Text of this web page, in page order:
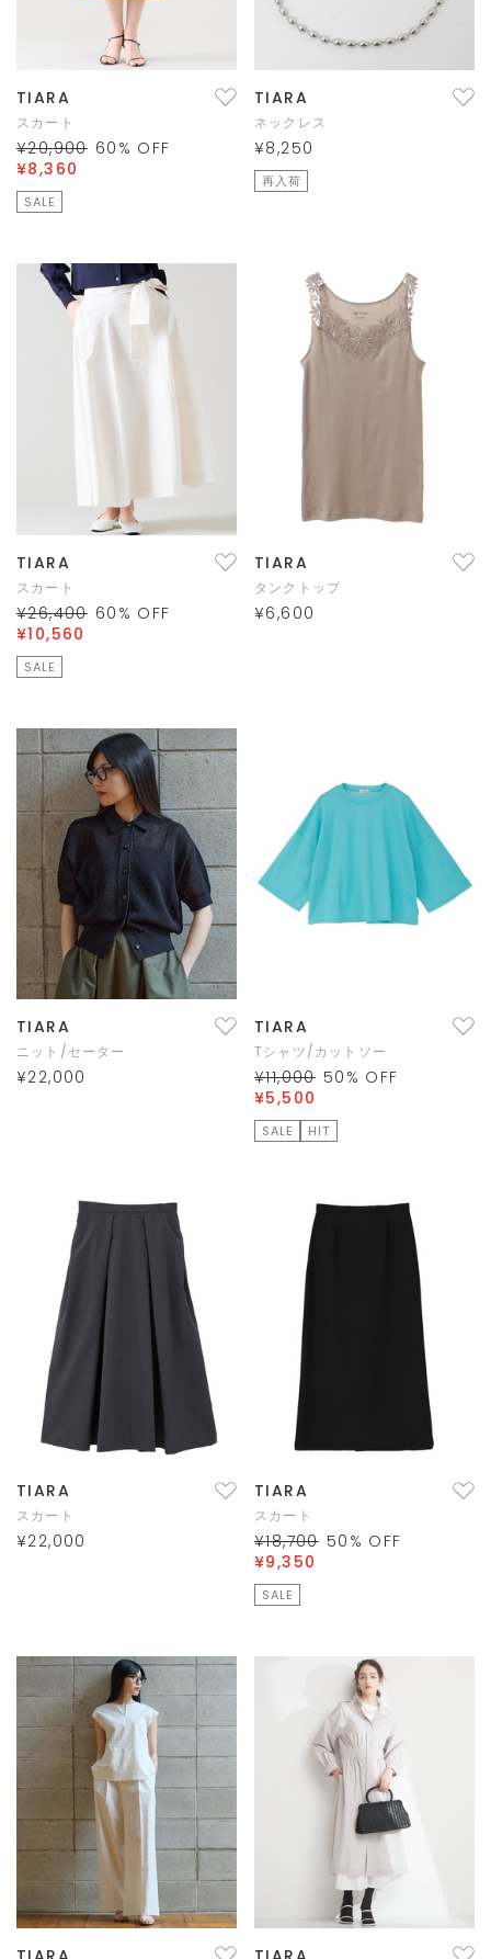
TIARA
スカート
¥20,900 60 % OFF
¥8,360
SALE
TIARA
ネックレス
¥8,250
再入荷
TIARA
スカート
¥26,400 60 % OFF
¥10,560
SALE
TIARA
タンクトップ
¥6,600
TIARA
ニット/セーター
¥22,000
TIARA
Tシャツ/カットソー
¥11,000 50 % OFF
¥5,500
SALE HIT
TIARA
スカート
¥22,000
TIARA
スカート
¥18,700 50 % OFF
¥9,350
SALE